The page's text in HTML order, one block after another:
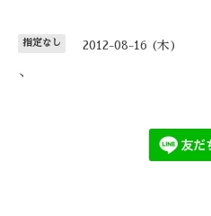
指定なし 2012-08-16 (木)
、